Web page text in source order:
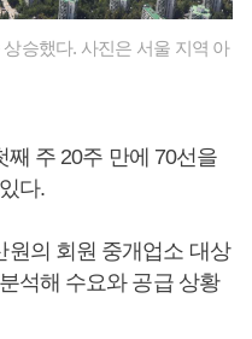
승했다. 사진은 서울 지역 아
주 20주 만에 70선을
다.
의 회원 중개업소 대상
석해 수요와 공급 상황